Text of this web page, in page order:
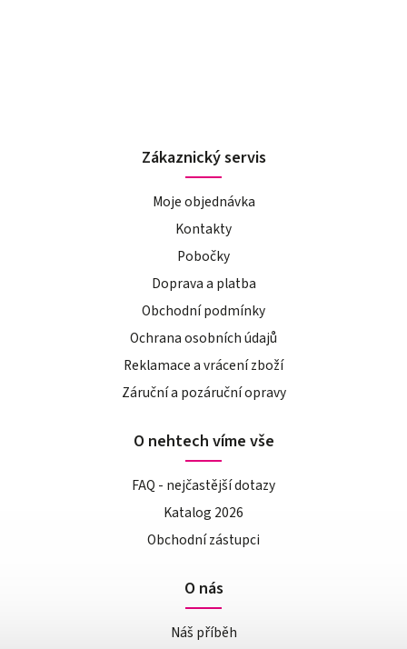
Zákaznický servis
Moje objednávka
Kontakty
Pobočky
Doprava a platba
Obchodní podmínky
Ochrana osobních údajů
Reklamace a vrácení zboží
Záruční a pozáruční opravy
O nehtech víme vše
FAQ - nejčastější dotazy
Katalog 2026
Obchodní zástupci
O nás
Náš příběh